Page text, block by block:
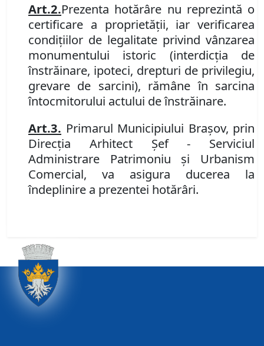
Art.2.Prezenta hotărâre nu reprezintă o
certificare a proprietăţii, iar verificarea
condiţiilor de legalitate privind vânzarea
monumentului istoric (interdicţia de
înstrăinare, ipoteci, drepturi de privilegiu,
grevare de sarcini), rămâne în sarcina
întocmitorului actului de înstrăinare.
Art.3. Primarul Municipiului Braşov, prin
Direcția Arhitect Șef - Serviciul
Administrare Patrimoniu şi Urbanism
Comercial, va asigura ducerea la
îndeplinire a prezentei hotărâri.